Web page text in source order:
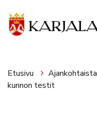
Etusivu Ajankohtaista
kunnon testit